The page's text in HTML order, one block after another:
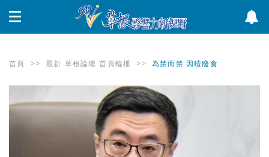
首頁 >> 最新 草根論壇 首頁輪播 >> 為禁而禁 因噎廢食